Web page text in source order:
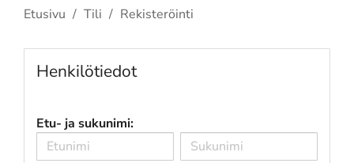
Etusivu Tili Rekisteröinti
Henkilötiedot
Etu- ja sukunimi: